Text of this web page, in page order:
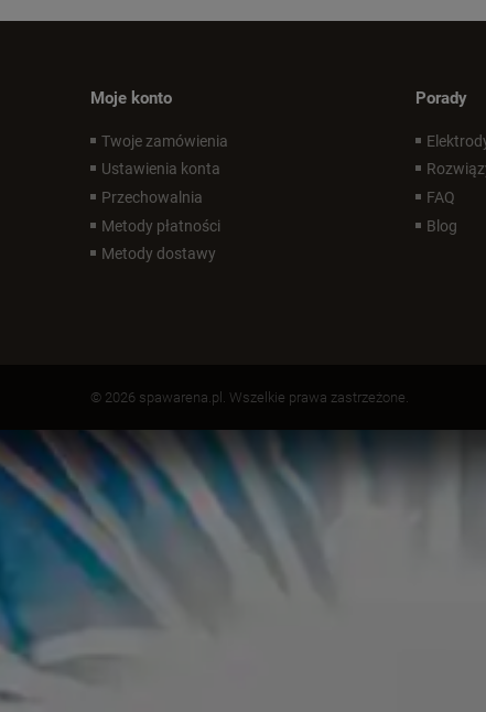
Moje konto
Twoje zamówienia
Ustawienia konta
Przechowalnia
Metody płatności
Metody dostawy
Porady
FAQ
Blog
© 2026 spawarena.pl. Wszelkie prawa zastrzeżone.